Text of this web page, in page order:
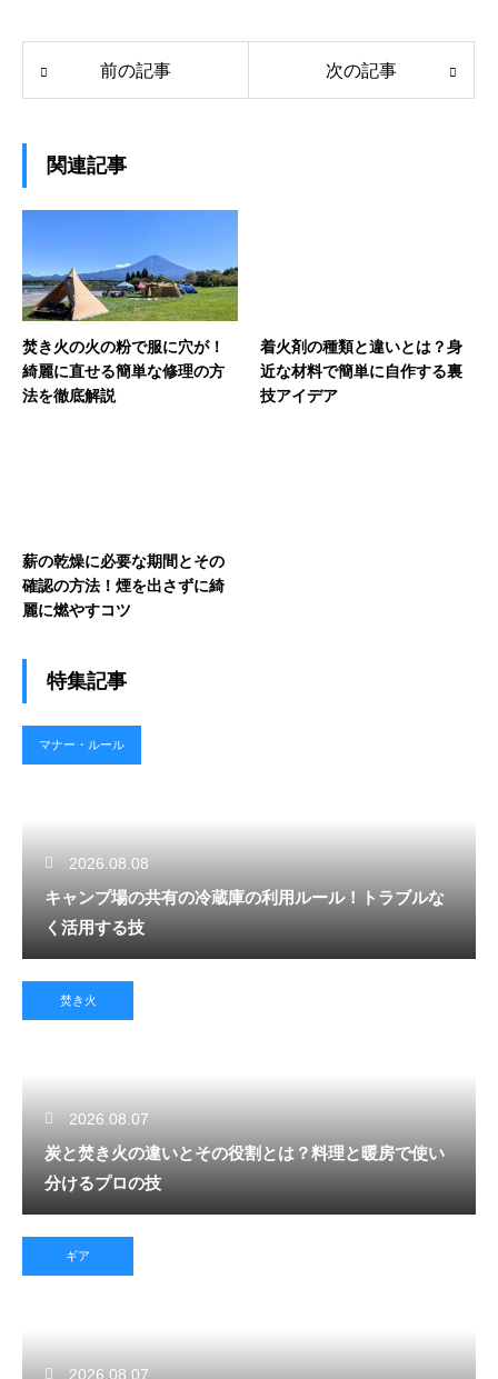
前の記事 次の記事
関連記事
焚き火の火の粉で服に穴が！
綺麗に直せる簡単な修理の方
法を徹底解説
着火剤の種類と違いとは？身
近な材料で簡単に自作する裏
技アイデア
薪の乾燥に必要な期間とその
確認の方法！煙を出さずに綺
麗に燃やすコツ
特集記事
マナー・ルール
2026.08.08
キャンプ場の共有の冷蔵庫の利用ルール！トラブルな
く活用する技
焚き火
2026.08.07
炭と焚き火の違いとその役割とは？料理と暖房で使い
分けるプロの技
ギア
2026.08.07